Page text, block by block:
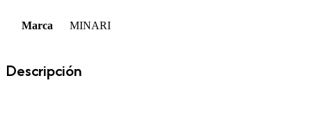
Marca MINARI
Descripción